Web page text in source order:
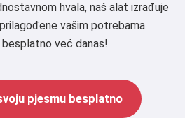
hvala, naš alat izrađuje
vašim potrebama.
već danas!
pjesmu besplatno